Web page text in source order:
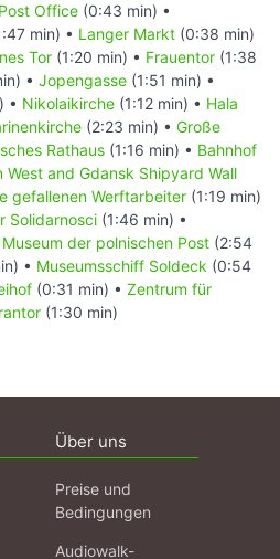
Post Office (0:43 min) •
min) • Langer Markt (0:38 min)
Tor (1:20 min) • Frauentor (1:38
• Jopengasse (1:51 min) •
• Nikolaikirche (1:12 min) • Hala
(2:23 min) • Große
Rathaus (1:16 min) • Bahnhof
West and Gdansk Shipyard Wall
gefallenen Werftarbeiter (1:19 min)
Solidarnosci (1:46 min) •
Museum der polnischen Post (2:54
• Museumsschiff Soldeck (0:54
(0:31 min) • Zentrum für
(1:30 min)
Über uns
Preise und
Bedingungen
Audiowalk-